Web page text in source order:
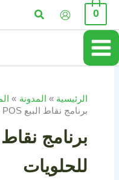
تخطي
المحتوى
0 البحث
الرئيسية المدونة
برنامج نقاط البيع POS للحلويات
للحلويات